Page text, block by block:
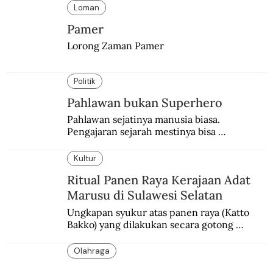
Loman
Pamer
Lorong Zaman Pamer
Politik
Pahlawan bukan Superhero
Pahlawan sejatinya manusia biasa.
Pengajaran sejarah mestinya bisa
Kultur
Ritual Panen Raya Kerajaan Adat
Marusu di Sulawesi Selatan
Ungkapan syukur atas panen raya (Katto
Bakko) yang dilakukan secara gotong
Olahraga